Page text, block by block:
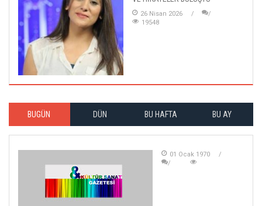
26 Nisan 2026
19548
BUGÜN DÜN BU HAFTA BU AY
01 Ocak 1970